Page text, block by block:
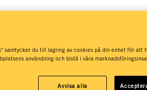
orolig
blivit
samtycker du till lagring av cookies på din enhet för att
användning och bistå i våra
Avvisa alla